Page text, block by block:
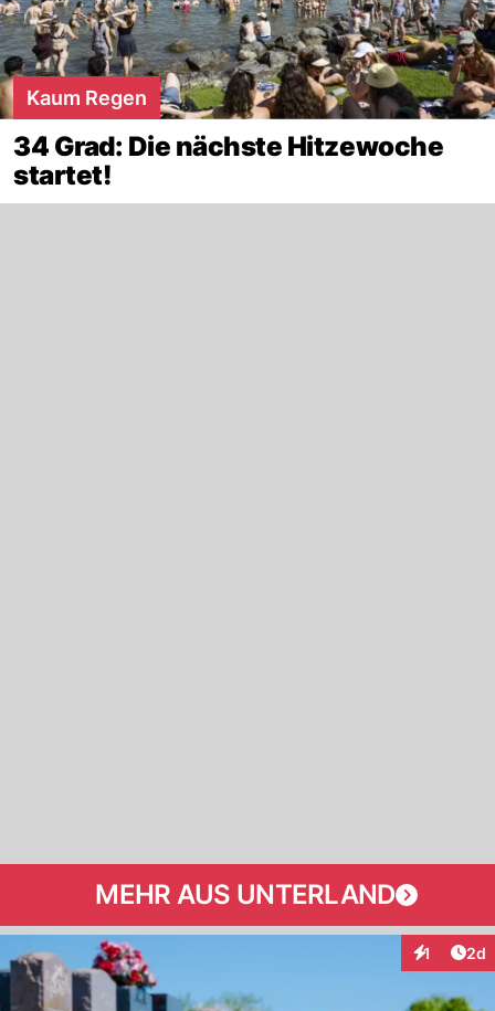
Kaum Regen
34 Grad: Die nächste Hitzewoche
startet!
MEHR AUS UNTERLAND
1 2d